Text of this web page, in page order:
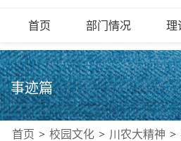
首页 部门情况 理
事迹篇
首页 > 校园文化 > 川农大精神 >